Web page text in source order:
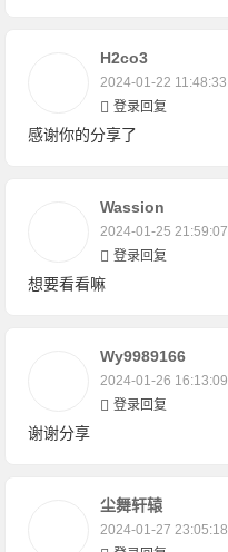
H2co3
2024-01-22 11:48:33
登录回复
感谢你的分享了
Wassion
2024-01-25 21:59:07
登录回复
想要看看嘛
Wy9989166
2024-01-26 16:13:09
登录回复
谢谢分享
尘舞轩辕
2024-01-27 23:05:18